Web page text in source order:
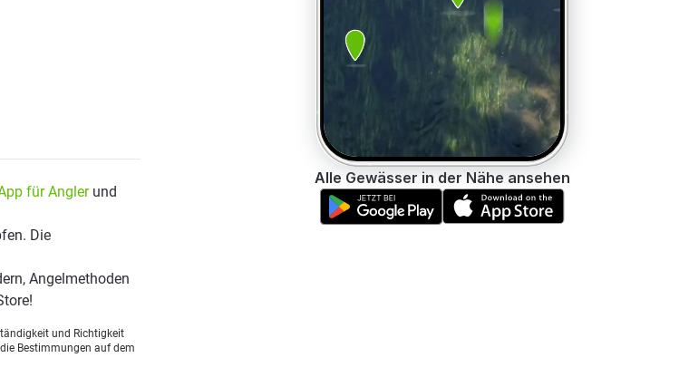
für Anglerund
Die
Angelmethoden
und Richtigkeit
Bestimmungen auf dem
Alle Gewässer in der Nähe ansehen